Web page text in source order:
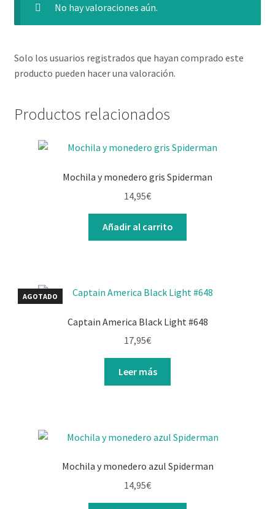
No hay valoraciones aún.
Solo los usuarios registrados que hayan comprado este
producto pueden hacer una valoración.
Productos relacionados
Mochila y monedero gris Spiderman
14,95€
Añadir al carrito
AGOTADO
Captain America Black Light #648
17,95€
Leer más
Mochila y monedero azul Spiderman
14,95€